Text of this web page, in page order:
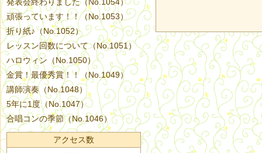
頑張っています！！（No.1053）
折り紙♪（No.1052）
レッスン回数について（No.1051）
ハロウィン（No.1050）
金賞！最優秀賞！！（No.1049）
講師演奏（No.1048）
5年に1度（No.1047）
合唱コンの季節（No.1046）
アクセス数